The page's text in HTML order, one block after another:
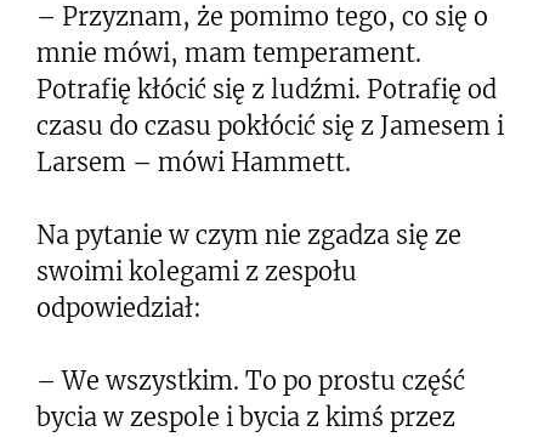
– Przyznam, że pomimo tego, co się o
mnie mówi, mam temperament.
Potrafię kłócić się z ludźmi. Potrafię od
czasu do czasu pokłócić się z Jamesem i
Larsem – mówi Hammett.
Na pytanie w czym nie zgadza się ze
swoimi kolegami z zespołu
odpowiedział:
– We wszystkim. To po prostu część
bycia w zespole i bycia z kimś przez